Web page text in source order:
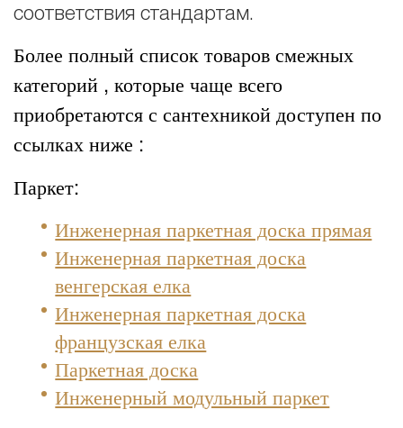
соответствия стандартам.
Более полный список товаров смежных
категорий , которые чаще всего
приобретаются с сантехникой доступен по
ссылках ниже :
Паркет:
Инженерная паркетная доска прямая
Инженерная паркетная доска
венгерская елка
Инженерная паркетная доска
французская елка
Паркетная доска
Инженерный модульный паркет